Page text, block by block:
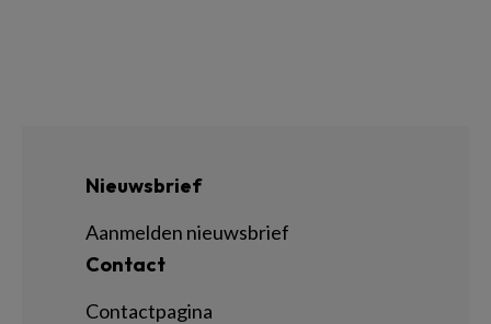
Nieuwsbrief
Aanmelden nieuwsbrief
Contact
Contactpagina